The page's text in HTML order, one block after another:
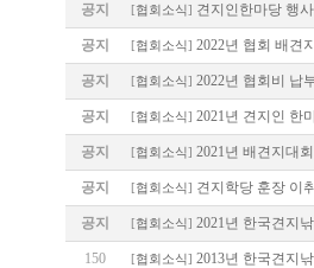
공지 [협회소식] 견지인한마당 행
공지 [협회소식] 2022년 협회 배견
공지 [협회소식] 2022년 협회비 납
공지 [협회소식] 2021년 견지인 한
공지 [협회소식] 2021년 배견지대
공지 [협회소식] 견지학당 훈장 이
공지 [협회소식] 2021년 한국견지
150 [협회소식] 2013년 한국견지